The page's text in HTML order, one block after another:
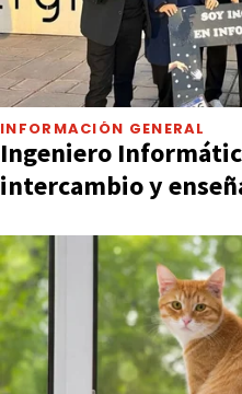
INFORMACIÓN GENERAL
Ingeniero
intercambio y